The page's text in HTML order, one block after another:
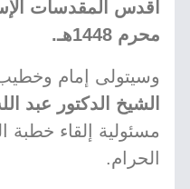
محرم 1448هـ.
وسيتولى إمام
الشيخ الدكتور عبد
مسئولية إلقاء
الحرام.